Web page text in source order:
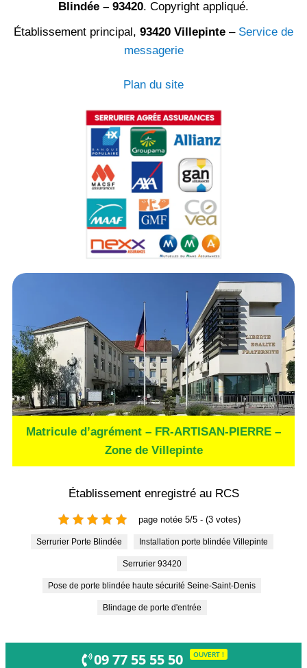
Blindée – 93420. Copyright appliqué.
Établissement principal, 93420 Villepinte – Service de
messagerie
Plan du site
Matricule d’agrément – FR-ARTISAN-PIERRE –
Zone de Villepinte
Établissement enregistré au RCS
page notée 5/5 - (3 votes)
Serrurier Porte Blindée Installation porte blindée Villepinte
Serrurier 93420
Pose de porte blindée haute sécurité Seine-Saint-Denis
Blindage de porte d'entrée
09 77 55 55 50 OUVERT !